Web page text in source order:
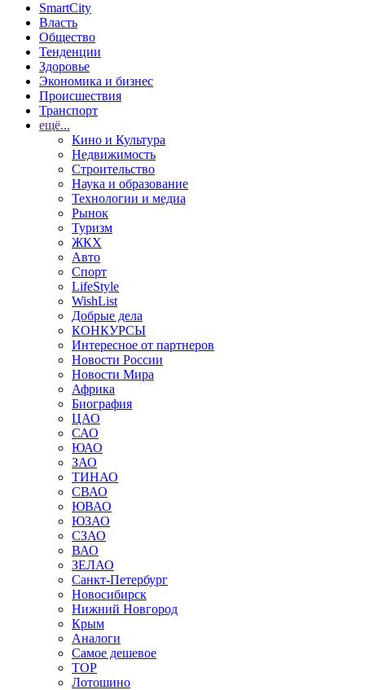
SmartCity
Власть
Общество
Тенденции
Здоровье
Экономика и бизнес
Происшествия
Транспорт
ещё...
Кино и Культура
Недвижимость
Строительство
Наука и образование
Технологии и медиа
Рынок
Туризм
ЖКХ
Авто
Спорт
LifeStyle
WishList
Добрые дела
КОНКУРСЫ
Интересное от партнеров
Новости России
Новости Мира
Африка
Биография
ЦАО
САО
ЮАО
ЗАО
ТИНАО
СВАО
ЮВАО
ЮЗАО
СЗАО
ВАО
ЗЕЛАО
Санкт-Петербург
Новосибирск
Нижний Новгород
Крым
Аналоги
Самое дешевое
TOP
Лотошино